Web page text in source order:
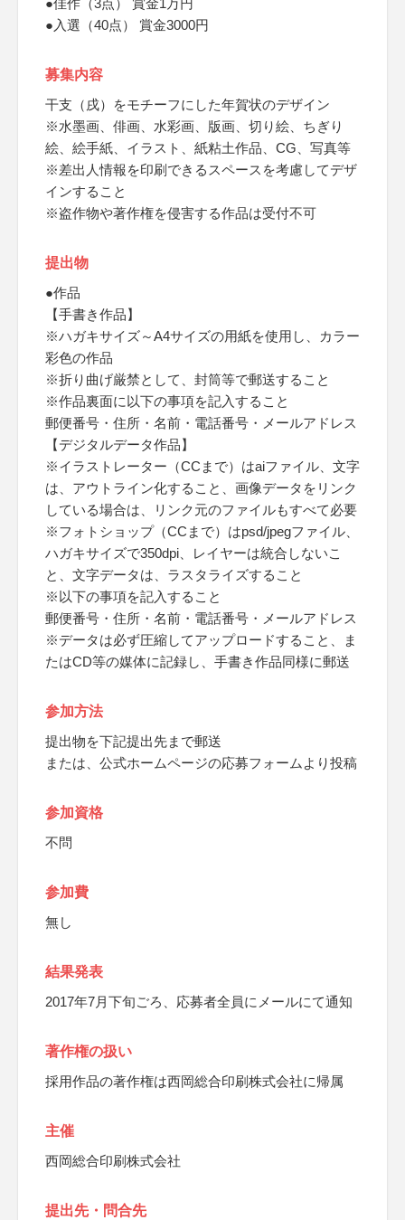
●佳作（3点） 賞金1万円
●入選（40点） 賞金3000円
募集内容
干支（戌）をモチーフにした年賀状のデザイン
※水墨画、俳画、水彩画、版画、切り絵、ちぎり
絵、絵手紙、イラスト、紙粘土作品、CG、写真等
※差出人情報を印刷できるスペースを考慮してデザ
インすること
※盗作物や著作権を侵害する作品は受付不可
提出物
●作品
【手書き作品】
※ハガキサイズ～A4サイズの用紙を使用し、カラー
彩色の作品
※折り曲げ厳禁として、封筒等で郵送すること
※作品裏面に以下の事項を記入すること
郵便番号・住所・名前・電話番号・メールアドレス
【デジタルデータ作品】
※イラストレーター（CCまで）はaiファイル、文字
は、アウトライン化すること、画像データをリンク
している場合は、リンク元のファイルもすべて必要
※フォトショップ（CCまで）はpsd/jpegファイル、
ハガキサイズで350dpi、レイヤーは統合しないこ
と、文字データは、ラスタライズすること
※以下の事項を記入すること
郵便番号・住所・名前・電話番号・メールアドレス
※データは必ず圧縮してアップロードすること、ま
たはCD等の媒体に記録し、手書き作品同様に郵送
参加方法
提出物を下記提出先まで郵送
または、公式ホームページの応募フォームより投稿
参加資格
不問
参加費
無し
結果発表
2017年7月下旬ごろ、応募者全員にメールにて通知
著作権の扱い
採用作品の著作権は西岡総合印刷株式会社に帰属
主催
西岡総合印刷株式会社
提出先・問合先